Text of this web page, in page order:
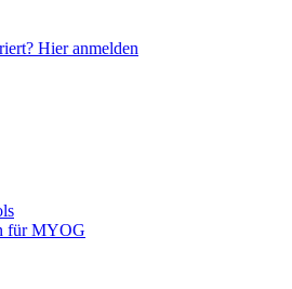
Hier anmelden
für MYOG